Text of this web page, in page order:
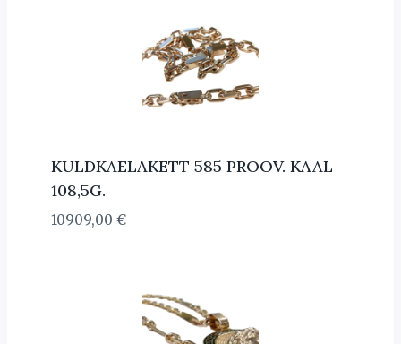
KULDKAELAKETT 585 PROOV. KAAL
108,5G.
10909,00 €